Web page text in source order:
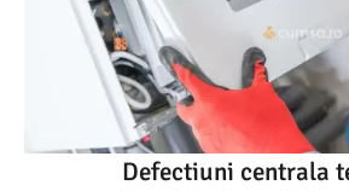
Defectiuni centrala